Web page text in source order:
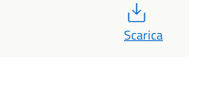
PDF
Scarica